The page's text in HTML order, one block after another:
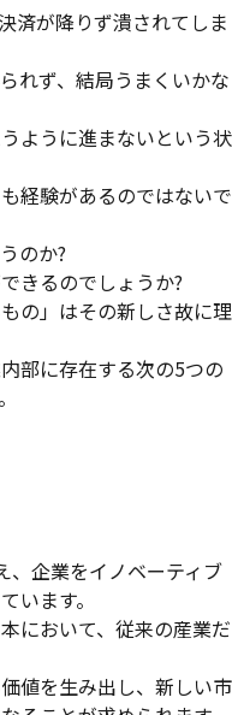
済が降りず潰されてしま
れず、結局うまくいかな
ように進まないという状
経験があるのではないで
のか?
きるのでしょうか?
の」はその新しさ故に理
部に存在する次の5つの
、企業をイノベーティブ
います。
において、従来の産業だ
値を生み出し、新しい市